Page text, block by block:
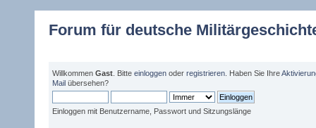
Forum für deutsche
Willkommen Gast . Bitte einloggen oder registrieren . Haben Sie Ihre
Mail übersehen?
Einloggen mit Benutzername, Passwort und Sitzungslänge